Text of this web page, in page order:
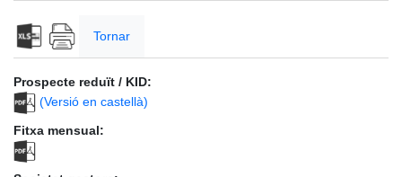
Tornar
Prospecte reduït / KID:
(Versió en castellà)
Fitxa mensual: